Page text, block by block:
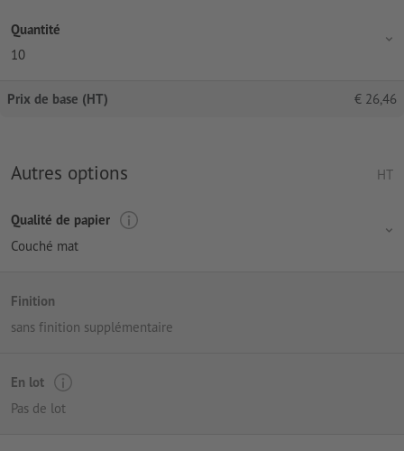
Quantité
10
Prix de base (HT) € 26,46
Autres options HT
Qualité de papier
Couché mat
Finition
sans finition supplémentaire
En lot
Pas de lot